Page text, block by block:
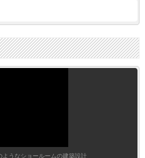
ようなショールームの建築設計